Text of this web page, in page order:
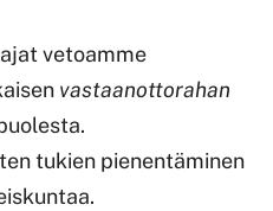
vetoamme
vastaanottorahan
tukien pienentäminen